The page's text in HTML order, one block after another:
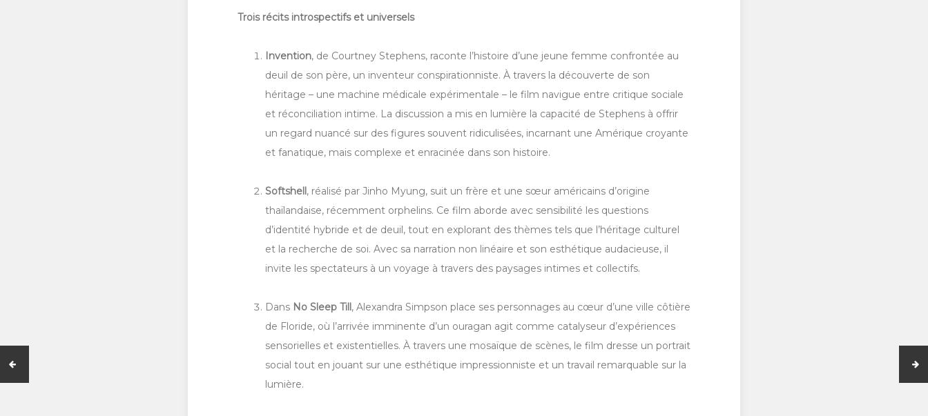
Trois récits introspectifs et universels
Invention, de Courtney Stephens, raconte l’histoire d’une jeune femme confrontée au
deuil de son père, un inventeur conspirationniste. À travers la découverte de son
héritage – une machine médicale expérimentale – le film navigue entre critique sociale
et réconciliation intime. La discussion a mis en lumière la capacité de Stephens à offrir
un regard nuancé sur des figures souvent ridiculisées, incarnant une Amérique croyante
et fanatique, mais complexe et enracinée dans son histoire.
Softshell , réalisé par Jinho Myung, suit un frère et une sœur américains d’origine
thaïlandaise, récemment orphelins. Ce film aborde avec sensibilité les questions
d’identité hybride et de deuil, tout en explorant des thèmes tels que l’héritage culturel
et la recherche de soi. Avec sa narration non linéaire et son esthétique audacieuse, il
invite les spectateurs à un voyage à travers des paysages intimes et collectifs.
Dans No Sleep Till , Alexandra Simpson place ses personnages au cœur d’une ville côtière
de Floride, où l’arrivée imminente d’un ouragan agit comme catalyseur d’expériences
sensorielles et existentielles. À travers une mosaïque de scènes, le film dresse un portrait
social tout en jouant sur une esthétique impressionniste et un travail remarquable sur la
lumière.